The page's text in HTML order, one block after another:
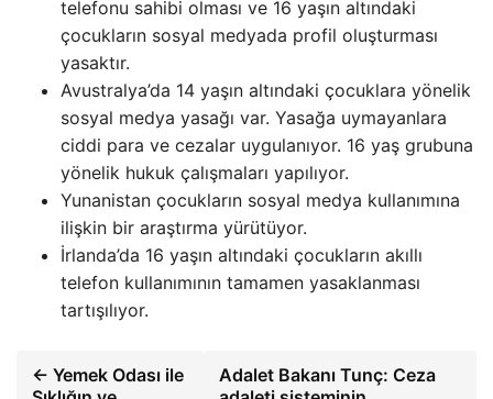
telefonu sahibi olması ve 16 yaşın altındaki
çocukların sosyal medyada profil oluşturması
yasaktır.
Avustralya’da 14 yaşın altındaki çocuklara yönelik
sosyal medya yasağı var. Yasağa uymayanlara
ciddi para ve cezalar uygulanıyor. 16 yaş grubuna
yönelik hukuk çalışmaları yapılıyor.
Yunanistan çocukların sosyal medya kullanımına
ilişkin bir araştırma yürütüyor.
İrlanda’da 16 yaşın altındaki çocukların akıllı
telefon kullanımının tamamen yasaklanması
tartışılıyor.
← Yemek Odası ile
Adalet Bakanı Tunç: Ceza